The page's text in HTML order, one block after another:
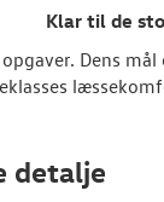
Klar til de
Dens
detalje